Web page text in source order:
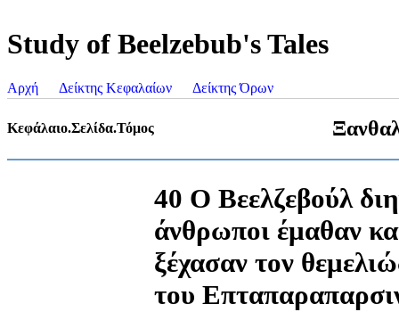
Study of Beelzebub's Tales
Αρχή Δείκτης Κεφαλαίων Δείκτης Όρων
Κεφάλαιο.Σελίδα.Τόμος
40 Ο Βεελζεβούλ
άνθρωποι έμαθαν
ξέχασαν τον
του